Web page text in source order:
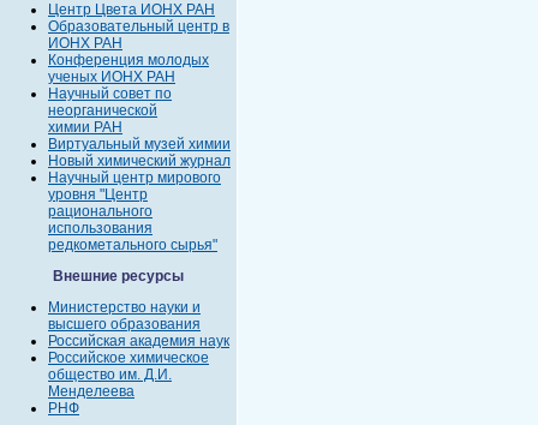
Центр Цвета ИОНХ РАН
Образовательный центр в
ИОНХ РАН
Конференция молодых
ученых ИОНХ РАН
Научный совет по
неорганической
химии РАН
Виртуальный музей химии
Новый химический журнал
Научный центр мирового
уровня "Центр
рационального
использования
редкометального сырья"
Внешние ресурсы
Министерство науки и
высшего образования
Российская академия наук
Российское химическое
общество им. Д.И.
Менделеева
РНФ